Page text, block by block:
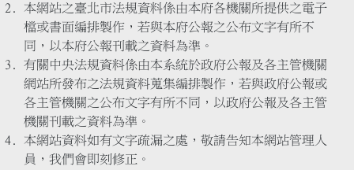
本網站之臺北市法規資料係由本府各機關所提供之電子
檔或書面編排製作，若與本府公報之公布文字有所不
同，以本府公報刊載之資料為準。
有關中央法規資料係由本系統於政府公報及各主管機關
網站所發布之法規資料蒐集編排製作，若與政府公報或
各主管機關之公布文字有所不同，以政府公報及各主管
機關刊載之資料為準。
本網站資料如有文字疏漏之處，敬請告知本網站管理人
員，我們會即刻修正。